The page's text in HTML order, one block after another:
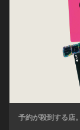
予約が殺到する店。